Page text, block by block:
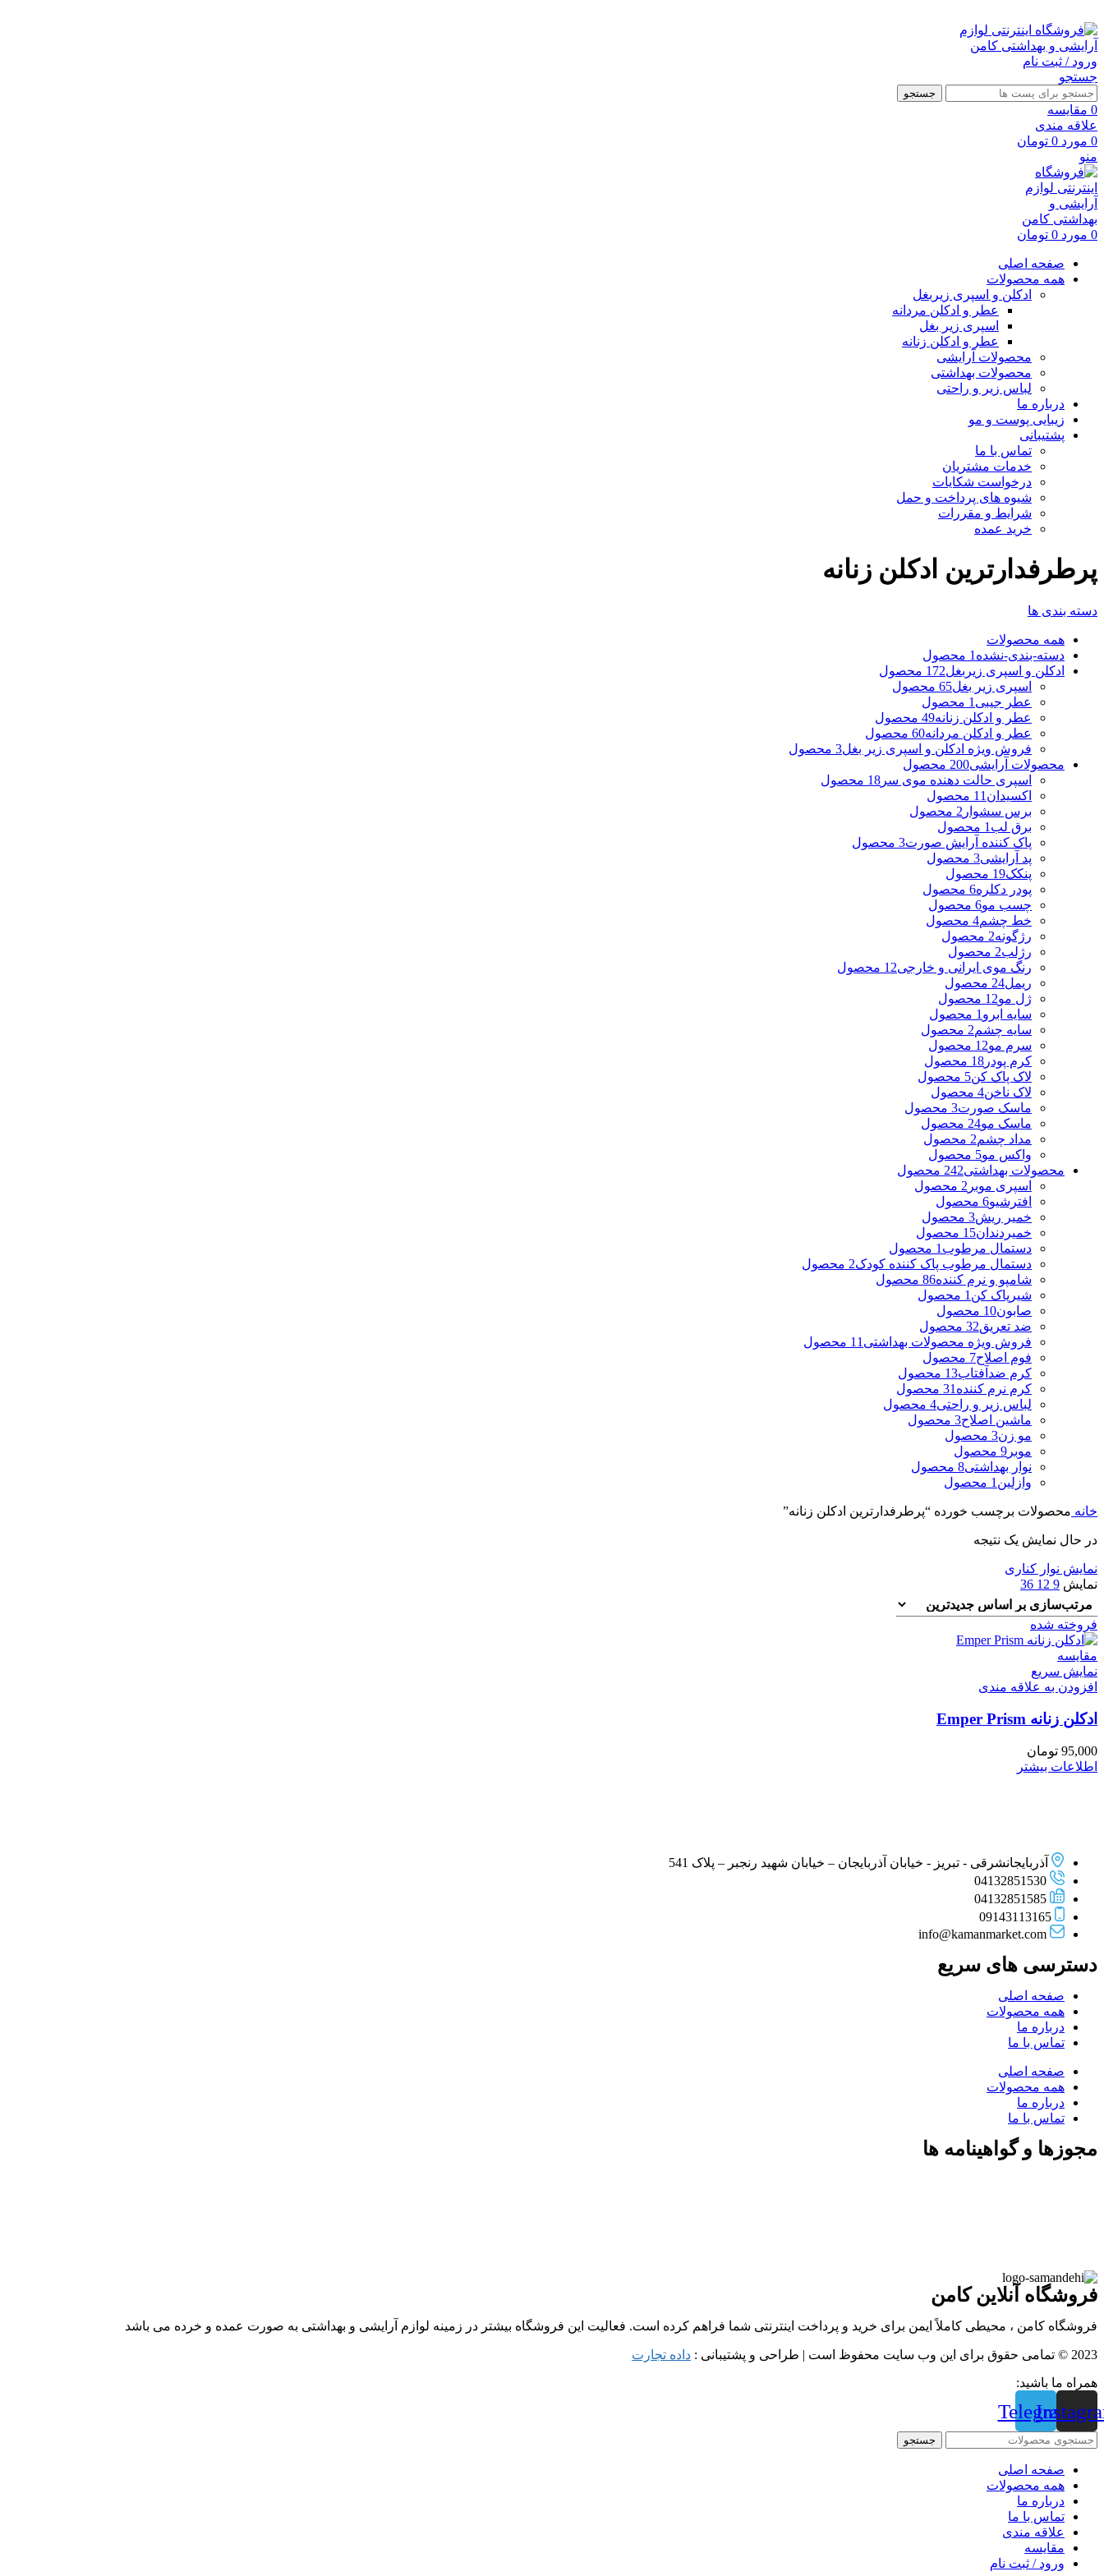
ورود / ثبت نام
جستجو
جستجو
0 مقايسه
علاقه مندی
0 مورد 0 تومان
منو
0 مورد 0 تومان
صفحه اصلی
همه محصولات
ادکلن و اسپری زیربغل
عطر و ادکلن مردانه
اسپری زیر بغل
عطر و ادکلن زنانه
محصولات آرایشی
محصولات بهداشتی
لباس زیر و راحتی
درباره ما
زیبایی پوست و مو
پشتیبانی
تماس با ما
خدمات مشتریان
درخواست شکایات
شیوه های پرداخت و حمل
شرایط و مقررات
خرید عمده
پرطرفدارترین ادکلن زنانه
دسته بندی ها
همه محصولات
دسته-بندی-نشده 1 محصول
ادکلن و اسپری زیربغل172 محصول
اسپری زیر بغل65 محصول
عطر جیبی 1 محصول
عطر و ادکلن زنانه49 محصول
عطر و ادکلن مردانه60 محصول
فروش ویژه ادکلن و اسپری زیر بغل3 محصول
محصولات آرایشی200 محصول
اسپری حالت دهنده موی سر 18 محصول
اکسیدان 11 محصول
برس سشوار 2 محصول
برق لب 1 محصول
پاک کننده آرایش صورت3 محصول
پد آرایشی3 محصول
پنکک19 محصول
پودر دکلره6 محصول
چسب مو6 محصول
خط چشم4 محصول
رژگونه2 محصول
رژلب2 محصول
رنگ موی ایرانی و خارجی12 محصول
ریمل24 محصول
ژل مو12 محصول
سایه ابرو 1 محصول
سایه چشم2 محصول
سرم مو12 محصول
کرم پودر 18 محصول
لاک پاک کن5 محصول
لاک ناخن4 محصول
ماسک صورت3 محصول
ماسک مو24 محصول
مداد چشم2 محصول
واکس مو5 محصول
محصولات بهداشتی242 محصول
اسپری موبر 2 محصول
افترشیو6 محصول
خمیر ریش3 محصول
خمیردندان15 محصول
دستمال مرطوب 1 محصول
دستمال مرطوب پاک کننده کودک2 محصول
شامپو و نرم کننده86 محصول
شیرپاک کن 1 محصول
صابون10 محصول
ضد تعریق32 محصول
فروش ویژه محصولات بهداشتی 11 محصول
فوم اصلاح7 محصول
کرم ضدآفتاب13 محصول
کرم نرم کننده 31 محصول
لباس زیر و راحتی4 محصول
ماشین اصلاح3 محصول
مو زن3 محصول
موبر 9 محصول
نوار بهداشتی8 محصول
وازلین 1 محصول
خانه محصولات برچسب خورده “پرطرفدارترین ادکلن زنانه”
در حال نمایش یک نتیجه
نمایش نوار کناری
نمایش 9
12
36
فروخته شده
مقايسه
نمایش سریع
افزودن به علاقه مندی
ادکلن زنانه Emper Prism
95,000 تومان
اطلاعات بیشتر
آذربایجانشرقی - تبریز - خیابان آذربایجان – خیابان شهید رنجبر – پلاک 541
04132851530
04132851585
09143113165
info@kamanmarket.com
دسترسی های سریع
صفحه اصلی
همه محصولات
درباره ما
تماس با ما
صفحه اصلی
همه محصولات
درباره ما
تماس با ما
مجوزها و گواهینامه ها
فروشگاه آنلاین کامن
فروشگاه کامن ، محیطی کاملاً ایمن برای خرید و پرداخت اینترنتی شما فراهم کرده است. فعالیت این فروشگاه بیشتر در زمینه لوازم آرایشی و بهداشتی به صورت عمده و خرده می باشد
2023 © تمامی حقوق برای این وب سایت محفوظ است | طراحی و پشتیبانی :
داده تجارت
همراه ما باشید:
Telegram
جستجو
صفحه اصلی
همه محصولات
درباره ما
تماس با ما
علاقه مندی
مقايسه
ورود / ثبت نام